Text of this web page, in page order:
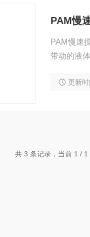
PAM慢
PAM慢速
带动的液
更新
共 3 条记录，当前 1 /